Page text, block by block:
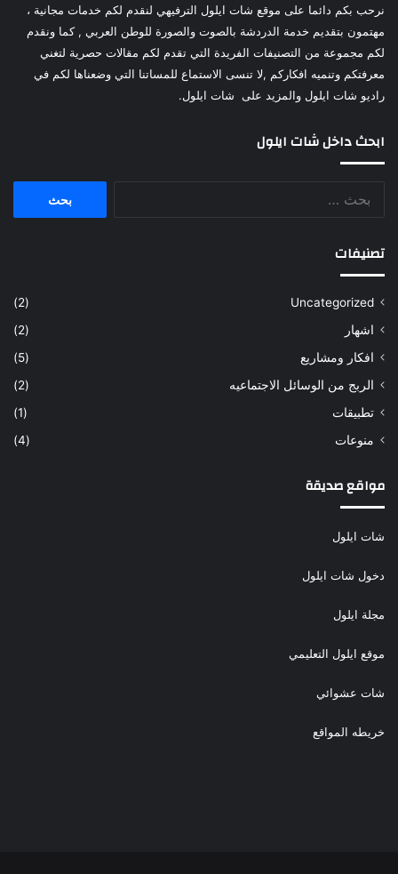
نرحب بكم دائما على موقع شات ايلول الترفيهي لنقدم لكم خدمات مجانية ،
مهتمون بتقديم خدمة الدردشة بالصوت والصورة للوطن العربي , كما ونقدم
لكم مجموعة من التصنيفات الفريدة التي تقدم لكم مقالات حصرية لتغني
معرفتكم وتنميه افكاركم ,لا تنسى الاستماع للمساتنا التي وضعناها لكم في
راديو شات ايلول والمزيد على شات ايلول.
ابحث داخل شات ايلول
تصنيفات
Uncategorized
(2)
اشهار
(2)
افكار ومشاريع
(5)
الربج من الوسائل الاجتماعيه
(2)
تطبيقات
(1)
منوعات
(4)
مواقع صديقة
شات ايلول
دخول شات ايلول
مجلة ايلول
موقع ايلول التعليمي
شات عشوائي
خريطه المواقع